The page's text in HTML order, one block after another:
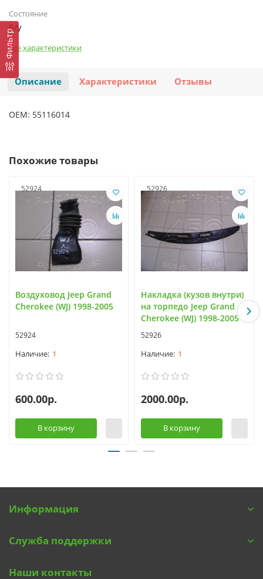
Фильтр
Состояние
Б/у
Все характеристики
Описание Характеристики Отзывы
OEM: 55116014
Похожие товары
52924
Воздуховод Jeep Grand
Cherokee (WJ) 1998-2005
52924
1
600.00р.
В корзину
52926
Накладка (кузов внутри)
на торпедо Jeep Grand
Cherokee (WJ) 1998-2005
52926
1
2000.00р.
В корзину
Информация
Служба поддержки
Наши контакты